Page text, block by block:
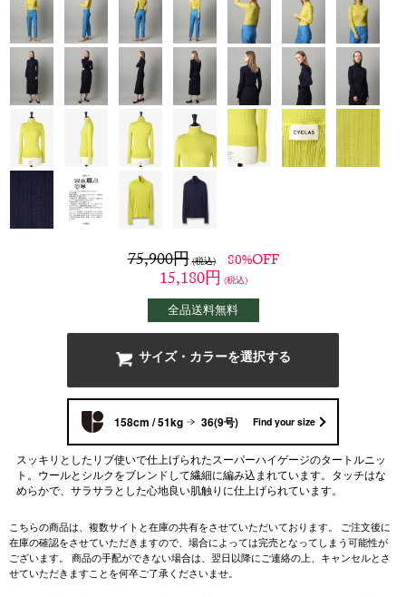
75,900円(税込) 80%OFF
15,180円 (税込)
全品送料無料
サイズ・カラーを選択する
158cm / 51kg 36(9号) Find your size
スッキリとしたリブ使いで仕上げられたスーパーハイゲージのタートルニッ
ト。ウールとシルクをブレンドして繊細に編み込まれています。タッチはな
めらかで、サラサラとした心地良い肌触りに仕上げられています。
こちらの商品は、複数サイトと在庫の共有をさせていただいております。 ご注文後に
在庫の確認をさせていただきますので、場合によっては完売となってしまう可能性が
ございます。 商品の手配ができない場合は、翌日以降にご連絡の上、キャンセルとさ
せていただきますことを何卒ご了承くださいませ。